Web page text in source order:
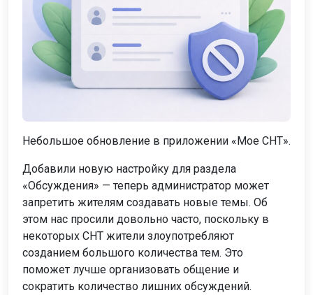
Небольшое обновление в приложении «Мое СНТ».
Добавили новую настройку для раздела
«Обсуждения» — теперь администратор может
запретить жителям создавать новые темы. Об
этом нас просили довольно часто, поскольку в
некоторых СНТ жители злоупотребляют
созданием большого количества тем. Это
поможет лучше организовать общение и
сократить количество лишних обсуждений.